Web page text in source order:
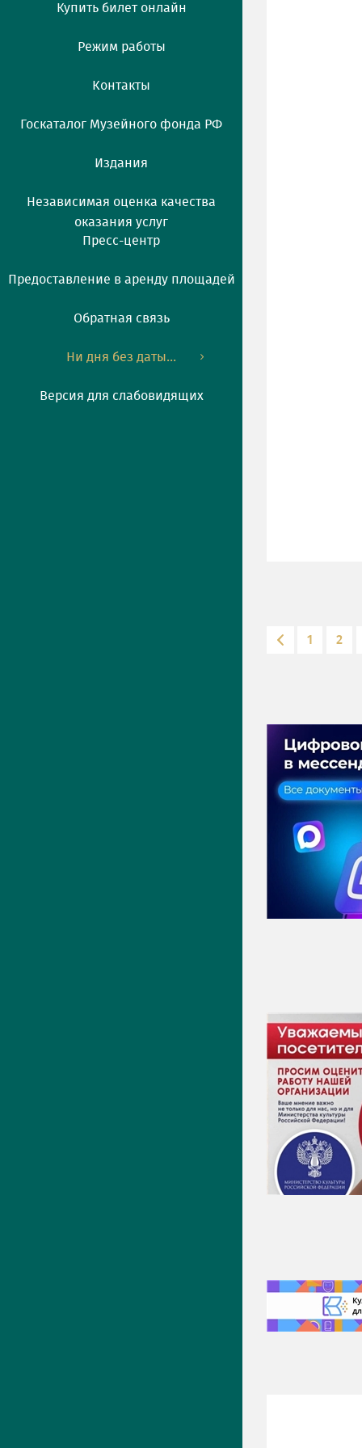
Купить билет онлайн
Режим работы
Контакты
Госкаталог Музейного фонда РФ
Издания
Независимая оценка качества
оказания услуг
Пресс-центр
Предоставление в аренду площадей
Обратная связь
Ни дня без даты...
Версия для слабовидящих
1 2